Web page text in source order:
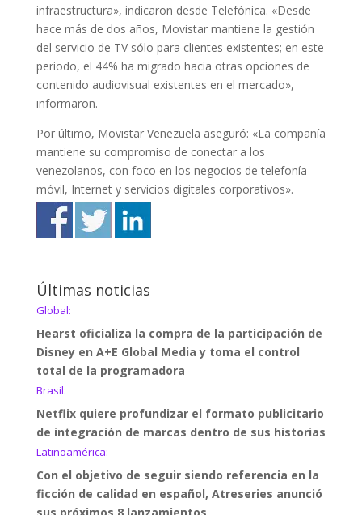
infraestructura», indicaron desde Telefónica. «Desde
hace más de dos años, Movistar mantiene la gestión
del servicio de TV sólo para clientes existentes; en este
periodo, el 44% ha migrado hacia otras opciones de
contenido audiovisual existentes en el mercado»,
informaron.
Por último, Movistar Venezuela aseguró: «La compañía
mantiene su compromiso de conectar a los
venezolanos, con foco en los negocios de telefonía
móvil, Internet y servicios digitales corporativos».
Últimas noticias
Global:
Hearst oficializa la compra de la participación de
Disney en A+E Global Media y toma el control
total de la programadora
Brasil:
Netflix quiere profundizar el formato publicitario
de integración de marcas dentro de sus historias
Latinoamérica:
Con el objetivo de seguir siendo referencia en la
ficción de calidad en español, Atreseries anunció